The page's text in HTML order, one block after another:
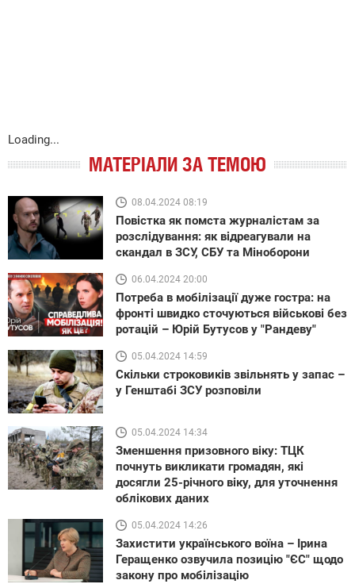
Loading...
МАТЕРІАЛИ ЗА ТЕМОЮ
08.04.2024 08:19
Повістка як помста журналістам за
розслідування: як відреагували на
скандал в ЗСУ, СБУ та Міноборони
06.04.2024 20:00
Потреба в мобілізації дуже гостра: на
фронті швидко сточуються військові без
ротацій – Юрій Бутусов у "Рандеву"
05.04.2024 14:59
Скільки строковиків звільнять у запас –
у Генштабі ЗСУ розповіли
05.04.2024 14:34
Зменшення призовного віку: ТЦК
почнуть викликати громадян, які
досягли 25-річного віку, для уточнення
облікових даних
05.04.2024 14:26
Захистити українського воїна – Ірина
Геращенко озвучила позицію "ЄС" щодо
закону про мобілізацію